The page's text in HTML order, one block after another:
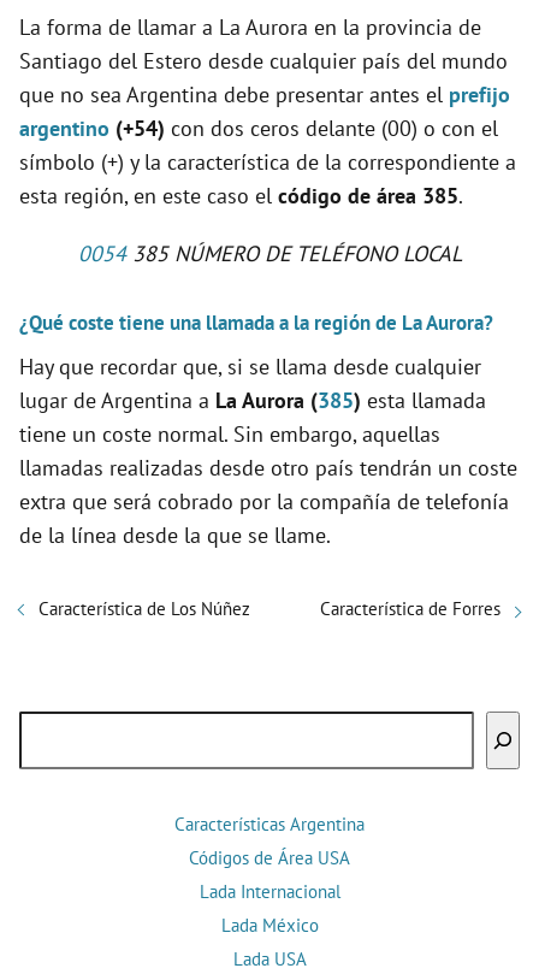
La forma de llamar a La Aurora en la provincia de
Santiago del Estero desde cualquier país del mundo
que no sea Argentina debe presentar antes el prefijo
argentino (+54) con dos ceros delante (00) o con el
símbolo (+) y la característica de la correspondiente a
esta región, en este caso el código de área 385.
0054385 NÚMERO DE TELÉFONO LOCAL
¿Qué coste tiene una llamada a la región de La Aurora?
Hay que recordar que, si se llama desde cualquier
lugar de Argentina a La Aurora (385) esta llamada
tiene un coste normal. Sin embargo, aquellas
llamadas realizadas desde otro país tendrán un coste
extra que será cobrado por la compañía de telefonía
de la línea desde la que se llame.
Característica de Los Núñez Característica de Forres
Características Argentina
Códigos de Área USA
Lada Internacional
Lada México
Lada USA